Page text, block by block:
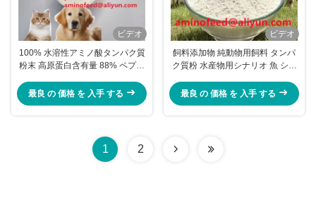
ビデオ
100% 水溶性アミノ酸タンパク質
粉末 高原蛋白含有量 88% ペプシ
最良 の 価格 を 入手 する
ビデオ
飼料添加物 純動物用飼料 タンパ
ク質粉 水産物用シナリオ 魚 シュ
産品種
最良 の 価格 を 入手 する
1 2